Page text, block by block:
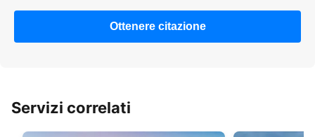
Ottenere citazione
Servizi correlati